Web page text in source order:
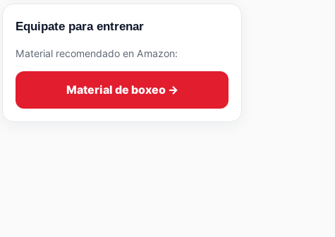
Equipate para entrenar
Material recomendado en Amazon:
Material de boxeo →